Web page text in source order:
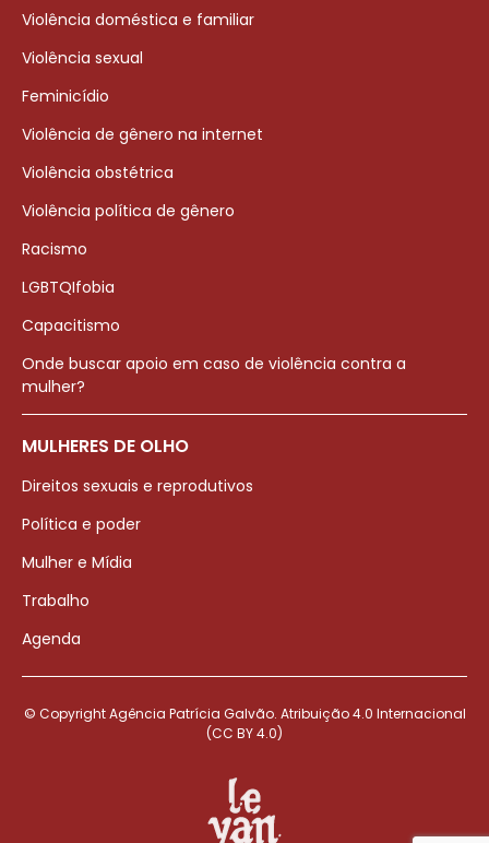
Violência doméstica e familiar
Violência sexual
Feminicídio
Violência de gênero na internet
Violência obstétrica
Violência política de gênero
Racismo
LGBTQIfobia
Capacitismo
Onde buscar apoio em caso de violência contra a
mulher?
MULHERES DE OLHO
Direitos sexuais e reprodutivos
Política e poder
Mulher e Mídia
Trabalho
Agenda
© Copyright Agência Patrícia Galvão. Atribuição 4.0 Internacional
(CC BY 4.0)